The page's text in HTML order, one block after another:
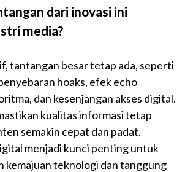
dari inovasi ini
media?
tantangan besar tetap ada, seperti
hoaks, efek echo
dan kesenjangan akses digital.
kualitas informasi tetap
semakin cepat dan padat.
menjadi kunci penting untuk
kemajuan teknologi dan tanggung